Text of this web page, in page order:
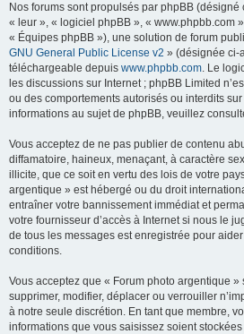
Nos forums sont propulsés par phpBB
« leur », « logiciel phpBB », « www.phpbb.com
« Équipes phpBB »), une solution de forum
GNU General Public License v2 » (désignée ci-
téléchargeable depuis www.phpbb.com. Le
les discussions sur Internet ; phpBB Limited
ou des comportements autorisés ou interdits
informations au sujet de phpBB, veuillez
Vous acceptez de ne pas publier de contenu
diffamatoire, haineux, menaçant, à caractère
illicite, que ce soit en vertu des lois de votre
argentique » est hébergé ou du droit
entraîner votre bannissement immédiat et
votre fournisseur d’accès à Internet si nous le
de tous les messages est enregistrée pour
conditions.
Vous acceptez que « Forum photo argentique »
supprimer, modifier, déplacer ou verrouiller
à notre seule discrétion. En tant que membre,
informations que vous saisissez soient